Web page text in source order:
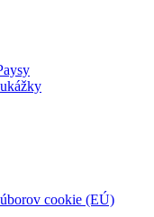
cookie (EÚ)